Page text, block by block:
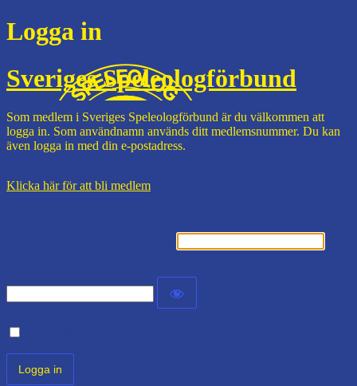
Logga in
Sveriges Speleologförbund
Som medlem i Sveriges Speleologförbund är du välkommen att
logga in. Som användnamn används ditt medlemsnummer. Du kan
även logga in med din e-postadress.
Klicka här för att bli medlem